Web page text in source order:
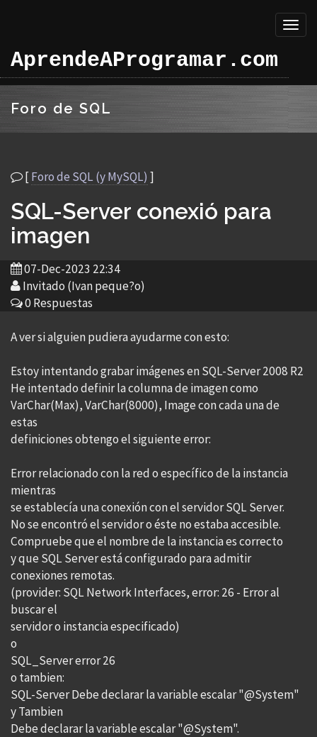
AprendeAProgramar.com
Foro de SQL
[Foro de SQL (y MySQL) ]
SQL-Server conexió para
imagen
07-Dec-2023 22:34
Invitado (Ivan peque?o)
0 Respuestas
A ver si alguien pudiera ayudarme con esto:
Estoy intentando grabar imágenes en SQL-Server 2008 R2
He intentado definir la columna de imagen como
VarChar(Max), VarChar(8000), Image con cada una de
estas
definiciones obtengo el siguiente error:
Error relacionado con la red o específico de la instancia
mientras
se establecía una conexión con el servidor SQL Server.
No se encontró el servidor o éste no estaba accesible.
Compruebe que el nombre de la instancia es correcto
y que SQL Server está configurado para admitir
conexiones remotas.
(provider: SQL Network Interfaces, error: 26 - Error al
buscar el
servidor o instancia especificado)
o
SQL_Server error 26
o tambien:
SQL-Server Debe declarar la variable escalar "@System"
y Tambien
Debe declarar la variable escalar "@System".